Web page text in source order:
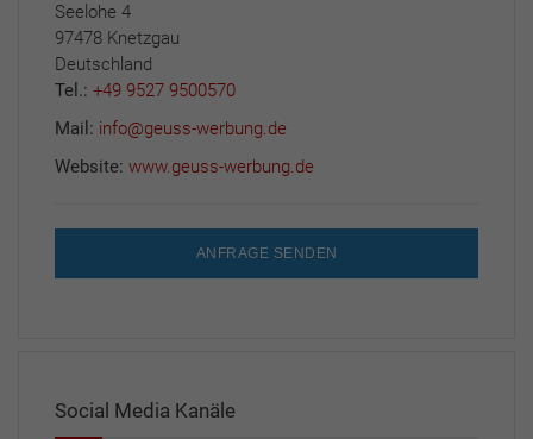
Seelohe 4
97478 Knetzgau
Deutschland
Tel.: +49 9527 9500570
Mail: info@geuss-werbung.de
Website: www.geuss-werbung.de
ANFRAGE SENDEN
Social Media Kanäle